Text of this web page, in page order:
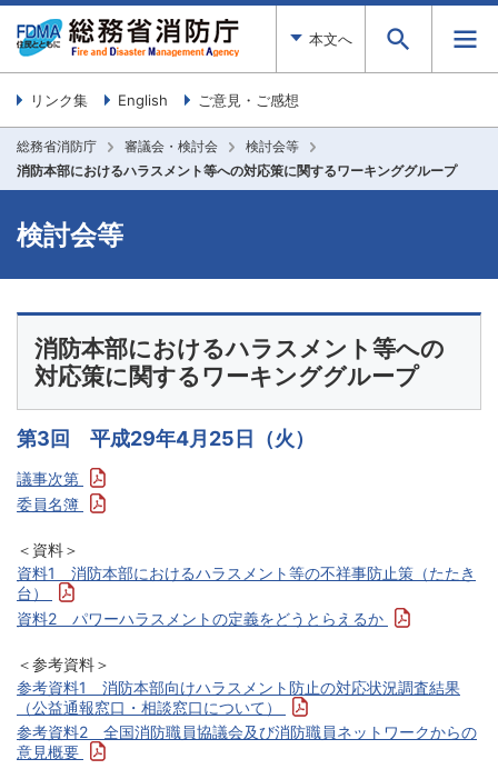
本文へ
リンク集 English ご意見・ご感想
総務省消防庁 審議会・検討会
検討会等
消防本部におけるハラスメント等への対応策に関するワーキンググループ
検討会等
消防本部におけるハラスメント等への
対応策に関するワーキンググループ
第3回 平成29年4月25日（火）
議事次第
委員名簿
＜資料＞
資料1 消防本部におけるハラスメント等の不祥事防止策（たたき
台）
資料2 パワーハラスメントの定義をどうとらえるか
＜参考資料＞
参考資料1 消防本部向けハラスメント防止の対応状況調査結果
（公益通報窓口・相談窓口について）
参考資料2 全国消防職員協議会及び消防職員ネットワークからの
意見概要